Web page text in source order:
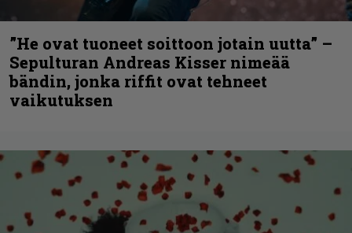
”He ovat tuoneet soittoon jotain uutta” –
Sepulturan Andreas Kisser nimeää
bändin, jonka riffit ovat tehneet
vaikutuksen